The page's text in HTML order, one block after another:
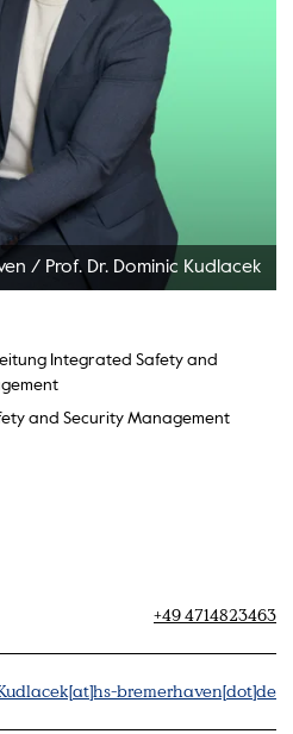
/ Prof. Dr. Dominic Kudlacek
Integrated Safety and
and Security Management
+49 4714823463
bremerhaven[dot]de